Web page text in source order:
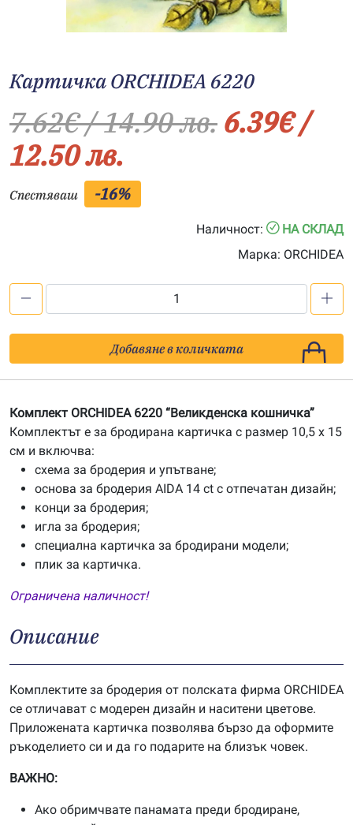
Картичка ORCHIDEA 6220
7.62€/ 14.90 лв.6.39€/
12.50 лв.
Спестяваш -16%
Наличност:
НА СКЛАД
Марка: ORCHIDEA
ORCHIDEA
6220
Добавяне в количката
Комплект ORCHIDEA 6220 “Великденска кошничка”
Комплектът е за бродирана картичка с размер 10,5 x 15
см и включва:
схема за бродерия и упътване;
основа за бродерия AIDA 14 ct с отпечатан дизайн;
конци за бродерия;
игла за бродерия;
специална картичка за бродирани модели;
плик за картичка.
Ограничена наличност!
Описание
Комплектите за бродерия от полската фирма ORCHIDEA
се отличават с модерен дизайн и наситени цветове.
Приложената картичка позволява бързо да оформите
ръкоделието си и да го подарите на близък човек.
ВАЖНО:
Ако обримчвате панамата преди бродиране,